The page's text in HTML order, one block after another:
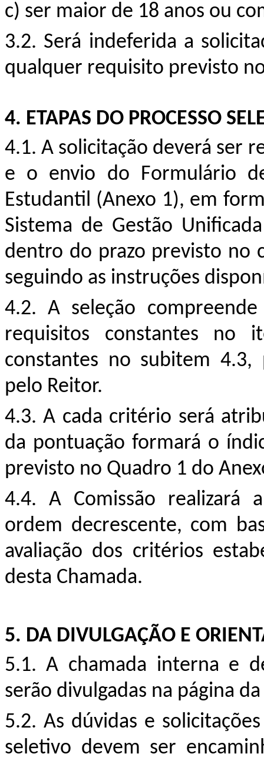
c) ser maior de 18 anos ou
3.2. Será indeferida a
qualquer requisito previsto
4. ETAPAS DO PROCESSO
4.1. A solicitação deverá ser
e o envio do Formulário
Estudantil (Anexo 1), em
Sistema de Gestão
dentro do prazo previsto no
seguindo as instruções
4.2. A seleção
requisitos constantes
constantes no subitem 4.3,
pelo Reitor.
4.3. A cada critério será
da pontuação formará o
previsto no Quadro 1 do
4.4. A Comissão realizará
ordem decrescente, com
avaliação dos critérios
desta Chamada.
5. DA DIVULGAÇÃO E
5.1. A chamada interna e
serão divulgadas na página
5.2. As dúvidas e
seletivo devem ser